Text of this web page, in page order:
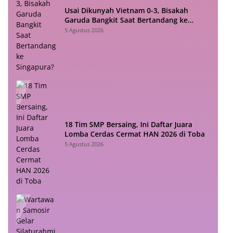
Usai Dikunyah Vietnam 0-3, Bisakah
Garuda Bangkit Saat Bertandang ke
Singapura?
5 Agustus 2026
18 Tim SMP Bersaing, Ini Daftar Juara
Lomba Cerdas Cermat HAN 2026 di Toba
5 Agustus 2026